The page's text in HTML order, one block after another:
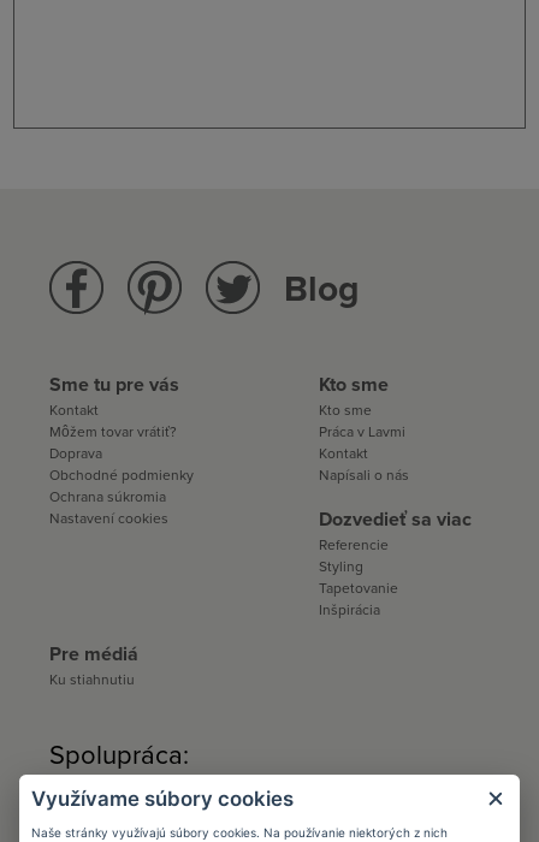
Blog
Sme tu pre vás
Kontakt
Môžem tovar vrátiť?
Doprava
Obchodné podmienky
Ochrana súkromia
Nastavení cookies
Kto sme
Kto sme
Práca v Lavmi
Kontakt
Napísali o nás
Dozvedieť sa viac
Referencie
Styling
Tapetovanie
Inšpirácia
Pre médiá
Ku stiahnutiu
Spolupráca:
Architects
Podmienky
Využívame súbory cookies
Naše stránky využívajú súbory cookies. Na používanie niektorých z nich